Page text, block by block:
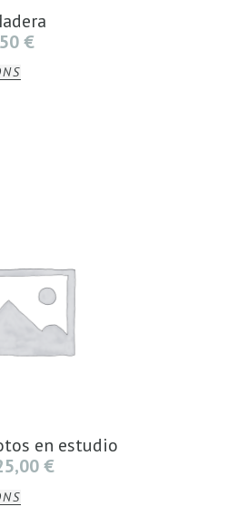
€
en estudio
€